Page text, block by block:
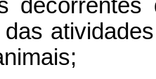
decorrentes